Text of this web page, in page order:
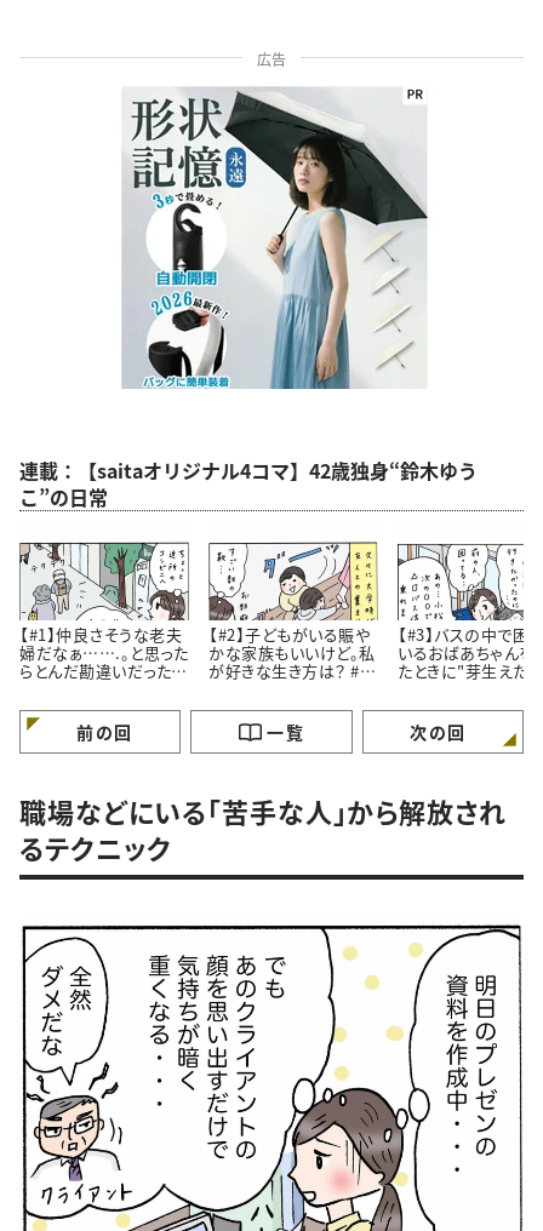
広告
連載：【saitaオリジナル4コマ】42歳独身“鈴木ゆう
こ”の日常
【#1】仲良さそうな老夫
婦だなぁ…….。と思った
らとんだ勘違いだったお
【#2】子どもがいる賑や
かな家族もいいけど。私
が好きな生き方は？ #4
【#3】バスの中で困
いるおばあちゃんを
たときに"芽生えた
前の回 一覧 次の回
職場などにいる「苦手な人」から解放され
るテクニック